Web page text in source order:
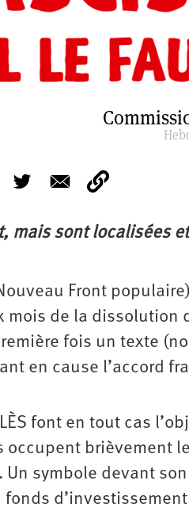
mais sont localisées
Front
de la dissolution
fois un texte
en cause l’accord
font en tout cas
occupent brièvement
symbole devant